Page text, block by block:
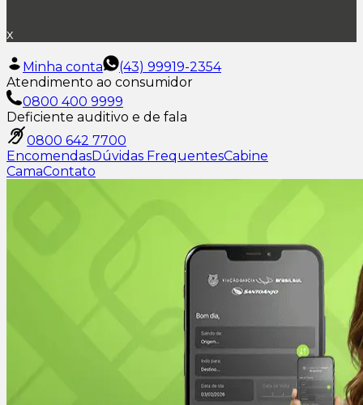
x
Minha conta
(43) 99919-2354
Atendimento ao consumidor
0800 400 9999
Deficiente auditivo e de fala
0800 642 7700
EncomendasDúvidas FrequentesCabine
CamaContato